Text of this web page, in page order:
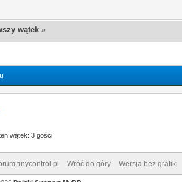
wątek »
wątek: 3 gości
Wróć do góry Wersja bez grafiki